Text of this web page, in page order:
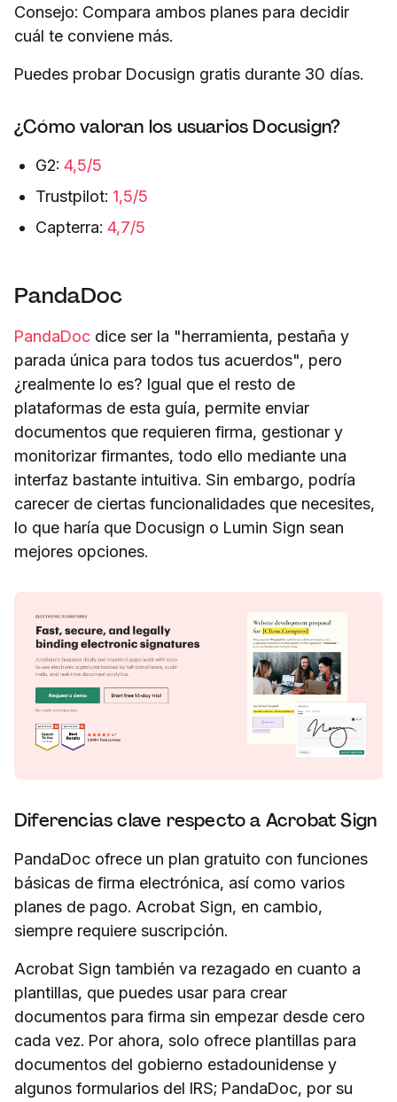
Consejo: Compara ambos planes para decidir
cuál te conviene más.
Puedes probar Docusign gratis durante 30 días.
¿Cómo valoran los usuarios Docusign?
G2: 4,5/5
Trustpilot: 1,5/5
Capterra: 4,7/5
PandaDoc
PandaDoc dice ser la "herramienta, pestaña y
parada única para todos tus acuerdos", pero
¿realmente lo es? Igual que el resto de
plataformas de esta guía, permite enviar
documentos que requieren firma, gestionar y
monitorizar firmantes, todo ello mediante una
interfaz bastante intuitiva. Sin embargo, podría
carecer de ciertas funcionalidades que necesites,
lo que haría que Docusign o Lumin Sign sean
mejores opciones.
Diferencias clave respecto a Acrobat Sign
PandaDoc ofrece un plan gratuito con funciones
básicas de firma electrónica, así como varios
planes de pago. Acrobat Sign, en cambio,
siempre requiere suscripción.
Acrobat Sign también va rezagado en cuanto a
plantillas, que puedes usar para crear
documentos para firma sin empezar desde cero
cada vez. Por ahora, solo ofrece plantillas para
documentos del gobierno estadounidense y
algunos formularios del IRS; PandaDoc, por su